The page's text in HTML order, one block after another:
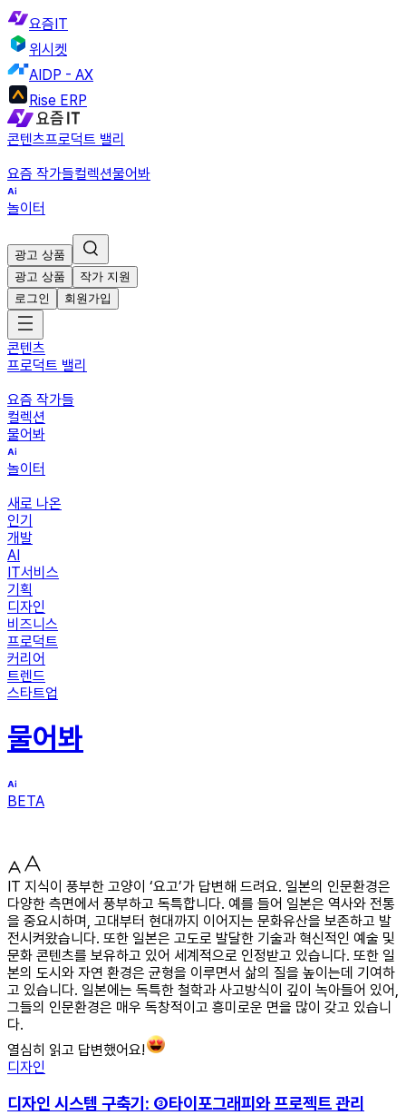
요즘IT
위시켓
AIDP - AX
Rise ERP
콘텐츠프로덕트 밸리
요즘 작가들컬렉션물어봐
놀이터
광고 상품
광고 상품
작가 지원
로그인
회원가입
콘텐츠
프로덕트 밸리
요즘 작가들
컬렉션
물어봐
놀이터
새로 나온
인기
개발
AI
IT서비스
기획
디자인
비즈니스
프로덕트
커리어
트렌드
스타트업
물어봐
BETA
IT 지식이 풍부한 고양이 ‘요고’가 답변해 드려요. 일본의 인문환경은
다양한 측면에서 풍부하고 독특합니다. 예를 들어 일본은 역사와 전통
을 중요시하며, 고대부터 현대까지 이어지는 문화유산을 보존하고 발
전시켜왔습니다. 또한 일본은 고도로 발달한 기술과 혁신적인 예술 및
문화 콘텐츠를 보유하고 있어 세계적으로 인정받고 있습니다. 또한 일
본의 도시와 자연 환경은 균형을 이루면서 삶의 질을 높이는데 기여하
고 있습니다. 일본에는 독특한 철학과 사고방식이 깊이 녹아들어 있어,
그들의 인문환경은 매우 독창적이고 흥미로운 면을 많이 갖고 있습니
다.
열심히 읽고 답변했어요!
디자인
디자인 시스템 구축기: ③타이포그래피와 프로젝트 관리